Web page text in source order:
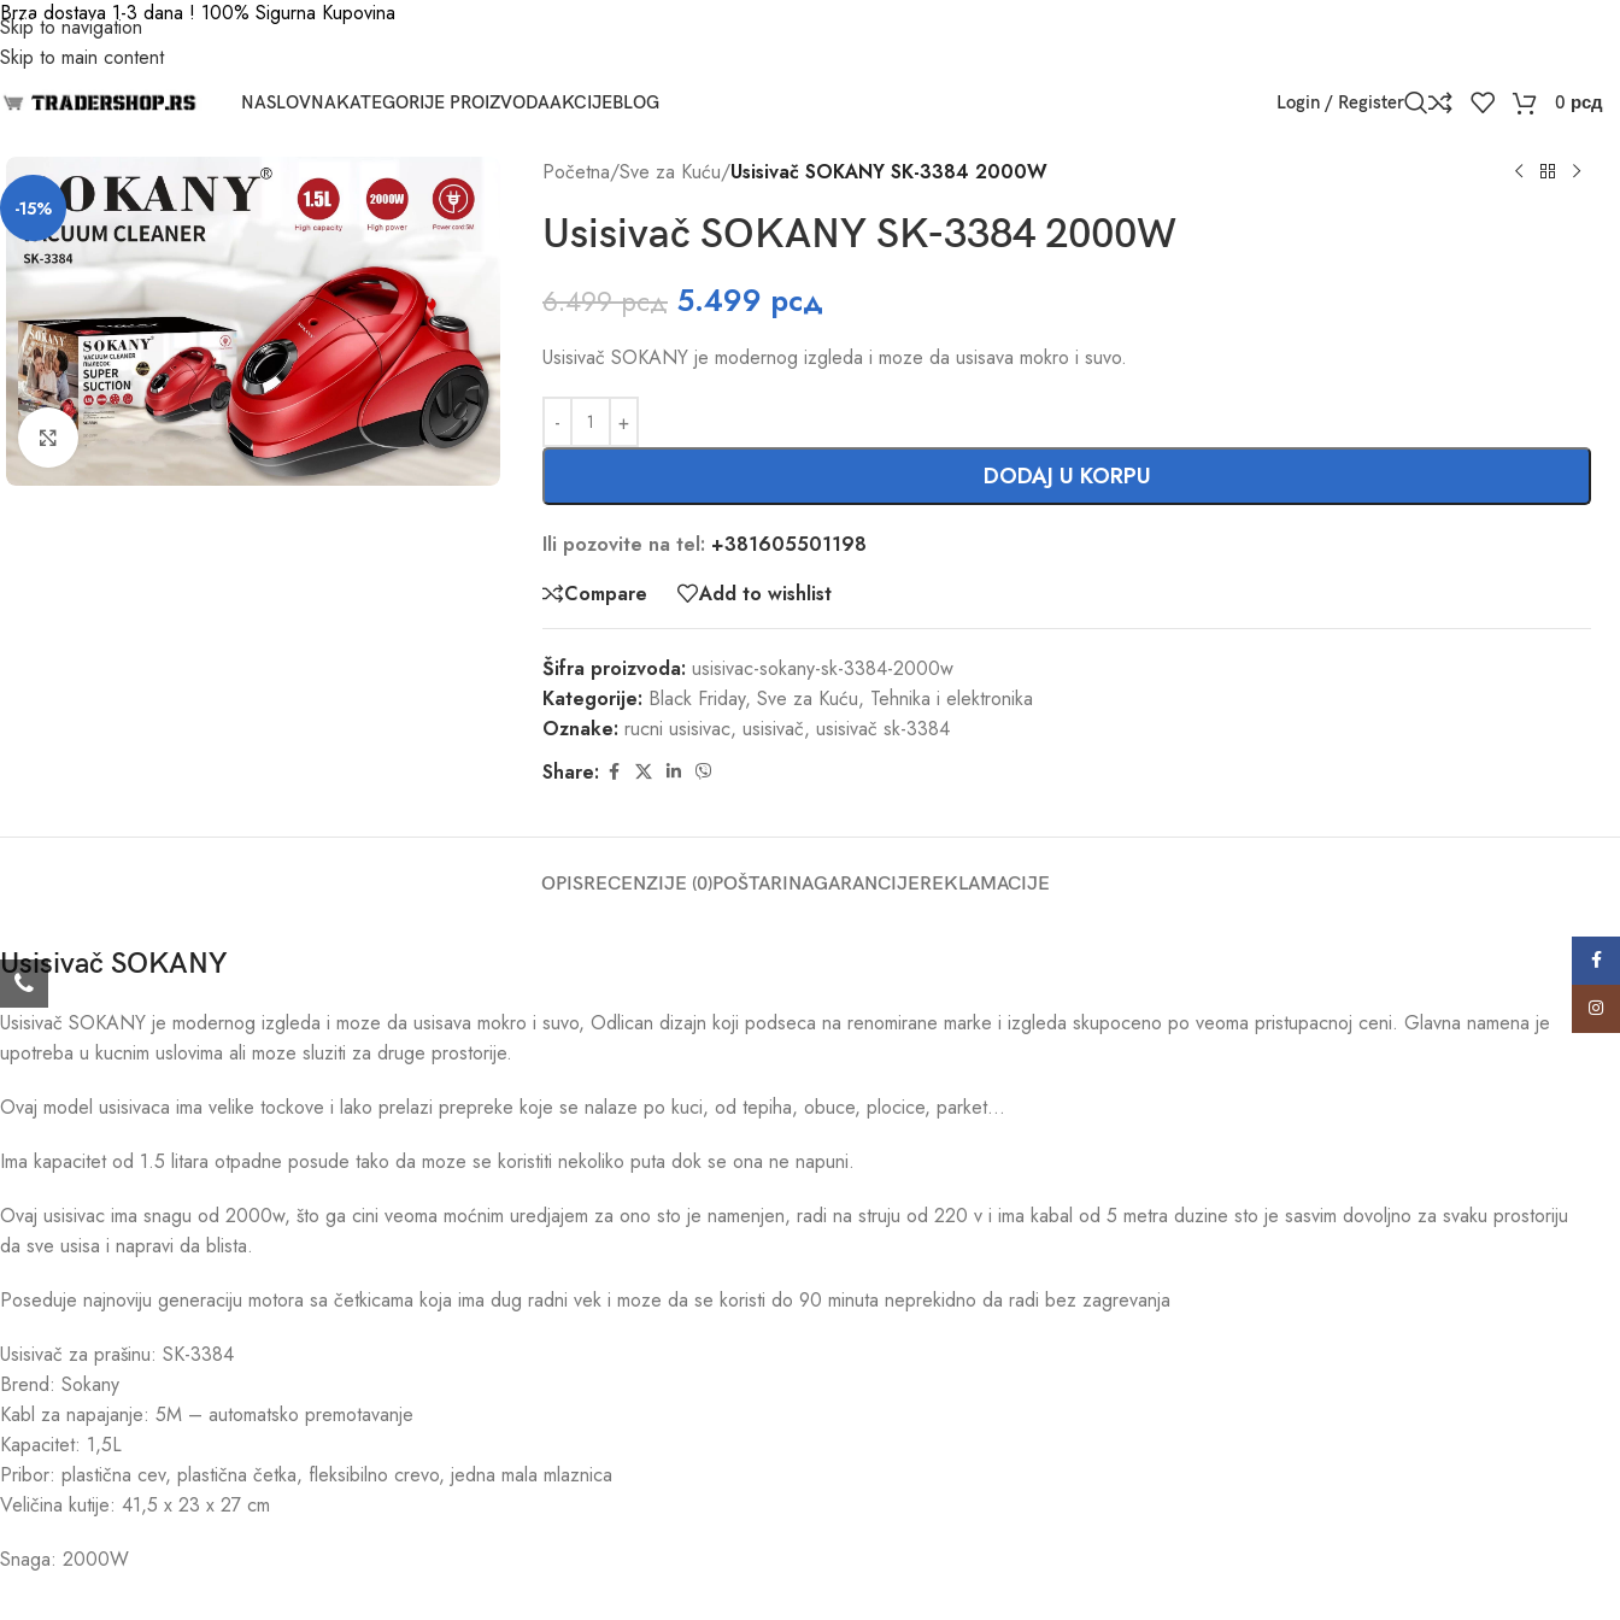
Skip to navigation
Skip to main content
Brza dostava 1-3 dana ! 100% Sigurna Kupovina
NASLOVNAKATEGORIJE PROIZVODAAKCIJEBLOG Login / Register 0 рсд
-15%
Click to enlarge
Početna/Sve za Kuću/Usisivač SOKANY SK-3384 2000W
Usisivač SOKANY SK-3384 2000W
6.499рсд 5.499 рсд
Usisivač SOKANY je modernog izgleda i moze da usisava mokro i suvo.
DODAJ U KORPU
Ili pozovite na tel: +381605501198
Compare
Add to wishlist
Šifra proizvoda: usisivac-sokany-sk-3384-2000w
Kategorije: Black Friday, Sve za Kuću, Tehnika i elektronika
Oznake: rucni usisivac, usisivač, usisivač sk-3384
Share:
OPISRECENZIJE (0)POŠTARINAGARANCIJEREKLAMACIJE
Usisivač SOKANY
Usisivač SOKANY je modernog izgleda i moze da usisava mokro i suvo, Odlican dizajn koji podseca na renomirane marke i izgleda skupoceno po veoma pristupacnoj ceni. Glavna namena je
upotreba u kucnim uslovima ali moze sluziti za druge prostorije.
Ovaj model usisivaca ima velike tockove i lako prelazi prepreke koje se nalaze po kuci, od tepiha, obuce, plocice, parket…
Ima kapacitet od 1.5 litara otpadne posude tako da moze se koristiti nekoliko puta dok se ona ne napuni.
Ovaj usisivac ima snagu od 2000w, što ga cini veoma moćnim uredjajem za ono sto je namenjen, radi na struju od 220 v i ima kabal od 5 metra duzine sto je sasvim dovoljno za svaku prostoriju
da sve usisa i napravi da blista.
Poseduje najnoviju generaciju motora sa četkicama koja ima dug radni vek i moze da se koristi do 90 minuta neprekidno da radi bez zagrevanja
Usisivač za prašinu: SK-3384
Brend: Sokany
Kabl za napajanje: 5M – automatsko premotavanje
Kapacitet: 1,5L
Pribor: plastična cev, plastična četka, fleksibilno crevo, jedna mala mlaznica
Veličina kutije: 41,5 x 23 x 27 cm
Snaga: 2000W